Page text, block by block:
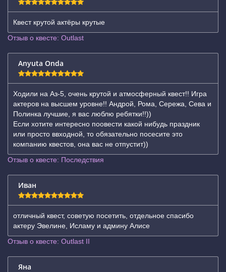
Квест крутой актёры крутые
Отзыв о квесте: Outlast
Anyuta Onda
Ходили на Аз-5, очень крутой и атмосферный квест!! Игра
актеров на высшем уровне!! Андрой, Рома, Сережа, Сева и
Полинка лучшие, я вас люблю ребятки!!))
Если хотите интересно поовести какой нибудь праздник
или просто ввходной, то обязательно посесите это
компанию квестов, она вас не отпустит))
Отзыв о квесте: Последствия
Иван
отличный квест, советую посетить, отдельное спасибо
актеру Эвелине, Исламу и админу Алисе
Отзыв о квесте: Outlast II
Яна